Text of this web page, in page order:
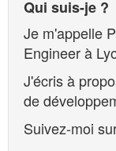
Qui suis-je ?
Je m'appelle
Engineerà
J'écris à
de
Suivez-moi